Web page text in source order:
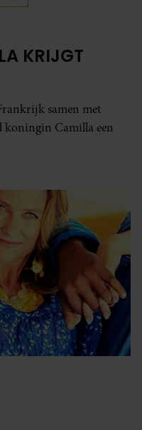
KRIJGT
samen met
koningin Camilla een